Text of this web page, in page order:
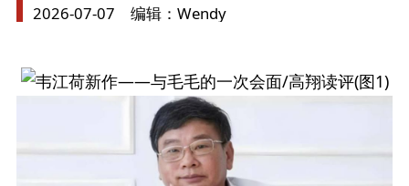
2026-07-07 编辑：Wendy